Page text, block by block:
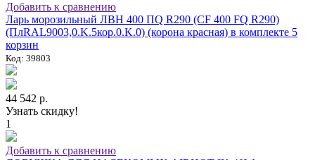
Добавить к сравнению
Ларь морозильный ЛВН 400 ПQ R290 (СF 400 FQ R290)
(ПлRAL9003,0.K.5кор.0.K.0) (корона красная) в комплекте 5
корзин
Код: 39803
44 542 р.
Узнать скидку!
1
Добавить к сравнению